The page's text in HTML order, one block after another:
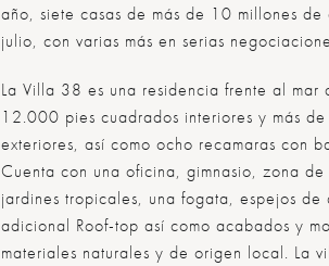
año, siete casas de más de 10 millones
julio, con varias más en serias
La Villa 38 es una residencia frente al mar
12.000 pies cuadrados interiores y más
exteriores, así como ocho recamaras con
Cuenta con una oficina, gimnasio, zona de
jardines tropicales, una fogata, espejos
adicional Roof-top así como acabados y
materiales naturales y de origen local. La